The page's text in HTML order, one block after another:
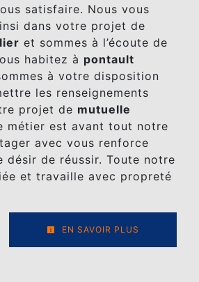
satisfaire. Nous vous
dans votre projet de
et sommes à l’écoute de
habitez à pontault
à votre disposition
les renseignements
projet de mutuelle
métier est avant tout notre
avec vous renforce
désir de réussir. Toute notre
et travaille avec propreté
EN SAVOIR PLUS